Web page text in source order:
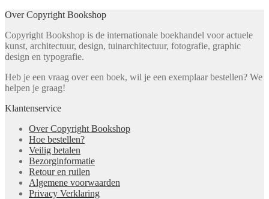
Over Copyright Bookshop
Copyright Bookshop is de internationale boekhandel voor actuele
kunst, architectuur, design, tuinarchitectuur, fotografie, graphic
design en typografie.
Heb je een vraag over een boek, wil je een exemplaar bestellen? We
helpen je graag!
Klantenservice
Over Copyright Bookshop
Hoe bestellen?
Veilig betalen
Bezorginformatie
Retour en ruilen
Algemene voorwaarden
Privacy Verklaring